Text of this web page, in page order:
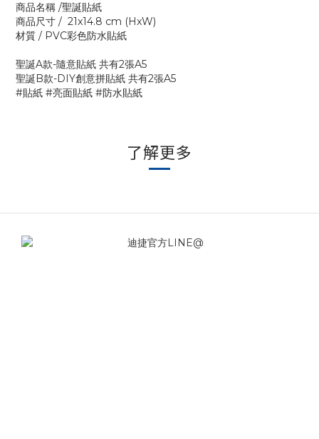
商品名稱 /聖誕貼紙
商品尺寸 / 21x14.8 cm (HxW)
材質 / PVC彩色防水貼紙
聖誕A款-隨意貼紙 共有2張A5
聖誕B款-DIY創意拼貼紙 共有2張A5
#貼紙 #亮面貼紙 #防水貼紙
了解更多